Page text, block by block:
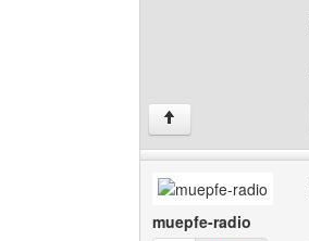
↑
muepfe-radio